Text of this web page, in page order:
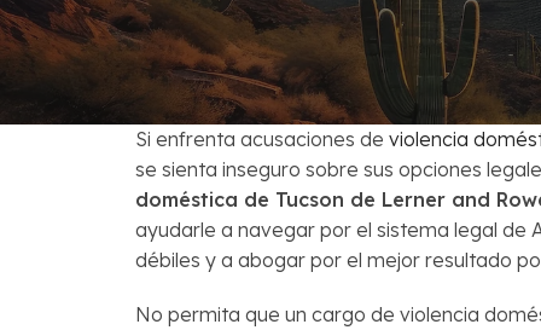
Preguntas
Si enfrenta acusaciones de violencia
se sienta inseguro sobre sus opciones
doméstica de Tucson de Lerner and
ayudarle a navegar por el sistema legal de
débiles y a abogar por el mejor resultado
No permita que un cargo de violencia